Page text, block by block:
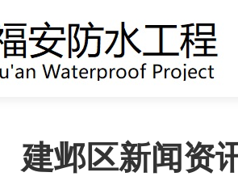
建邺区新闻资